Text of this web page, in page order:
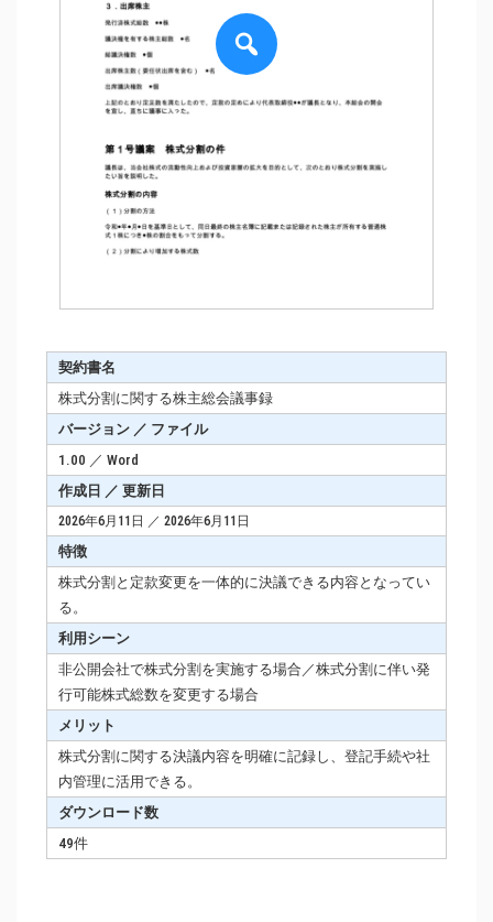
契約書名
株式分割に関する株主総会議事録
バージョン ／ ファイル
1.00 ／ Word
作成日 ／ 更新日
2026年6月11日 ／ 2026年6月11日
特徴
株式分割と定款変更を一体的に決議できる内容となってい
る。
利用シーン
非公開会社で株式分割を実施する場合／株式分割に伴い発
行可能株式総数を変更する場合
メリット
株式分割に関する決議内容を明確に記録し、登記手続や社
内管理に活用できる。
ダウンロード数
49件